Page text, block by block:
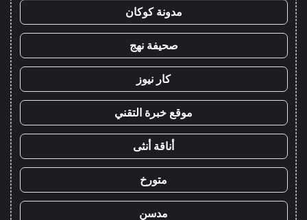
مدونة كوكان
صحيفة نهج
كار نيوز
موقع خبرة التقني
أناقة أنثى
متورخ
مدسن